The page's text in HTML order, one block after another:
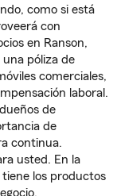
como si está
con
en Ranson,
una póliza de
comerciales,
laboral.
de
de
continua.
usted. En la
los productos